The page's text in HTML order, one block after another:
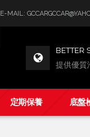
E-MAIL:
BETTER
提供優質
定期保養 底盤